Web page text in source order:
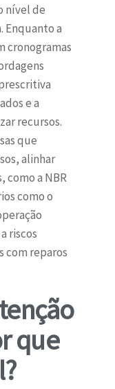
nível de
Enquanto a
cronogramas
e a
recursos.
que
alinhar
como a NBR
como o
riscos
com reparos
que